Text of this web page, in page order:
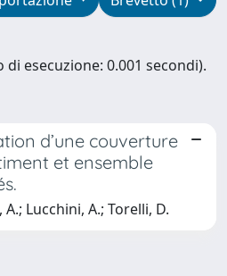
esecuzione: 0.001 secondi).
d’une couverture
et ensemble
Lucchini, A.; Torelli, D.